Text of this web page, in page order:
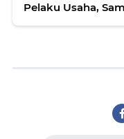
Pelaku Usaha,